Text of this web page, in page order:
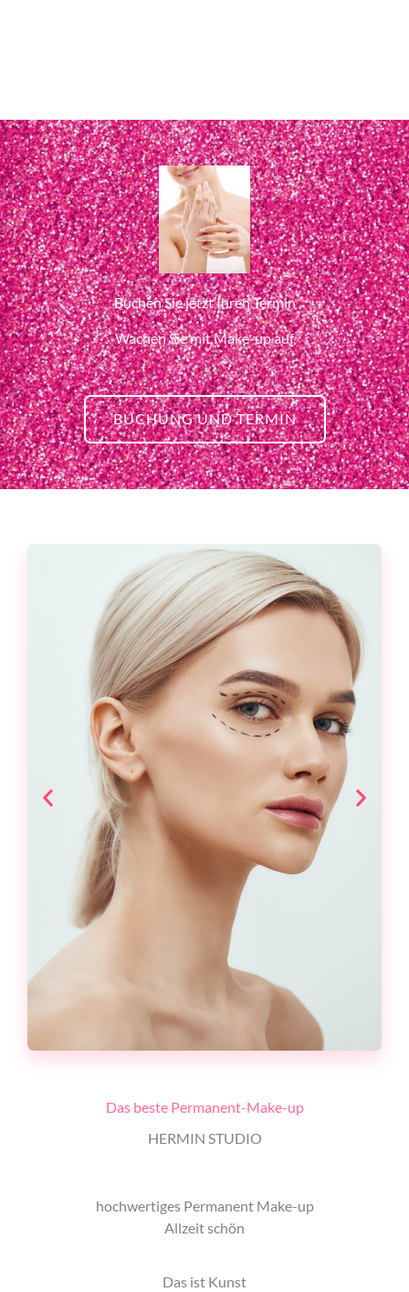
Buchen Sie jetzt Ihren Termin
Wachen Sie mit Make-up auf
BUCHUNG UND TERMIN
Das beste Permanent-Make-up
HERMIN STUDIO
hochwertiges Permanent Make-up
Allzeit schön
Das ist Kunst